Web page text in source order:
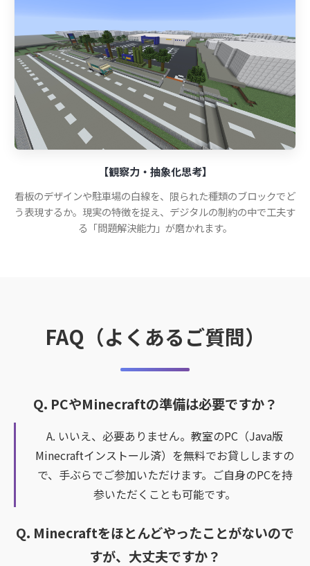
【観察力・抽象化思考】
看板のデザインや駐車場の白線を、限られた種類のブロックでど
う表現するか。現実の特徴を捉え、デジタルの制約の中で工夫す
る「問題解決能力」が磨かれます。
FAQ（よくあるご質問）
Q. PCやMinecraftの準備は必要ですか？
A. いいえ、必要ありません。教室のPC（Java版
Minecraftインストール済）を無料でお貸ししますの
で、手ぶらでご参加いただけます。ご自身のPCを持
参いただくことも可能です。
Q. Minecraftをほとんどやったことがないので
すが、大丈夫ですか？